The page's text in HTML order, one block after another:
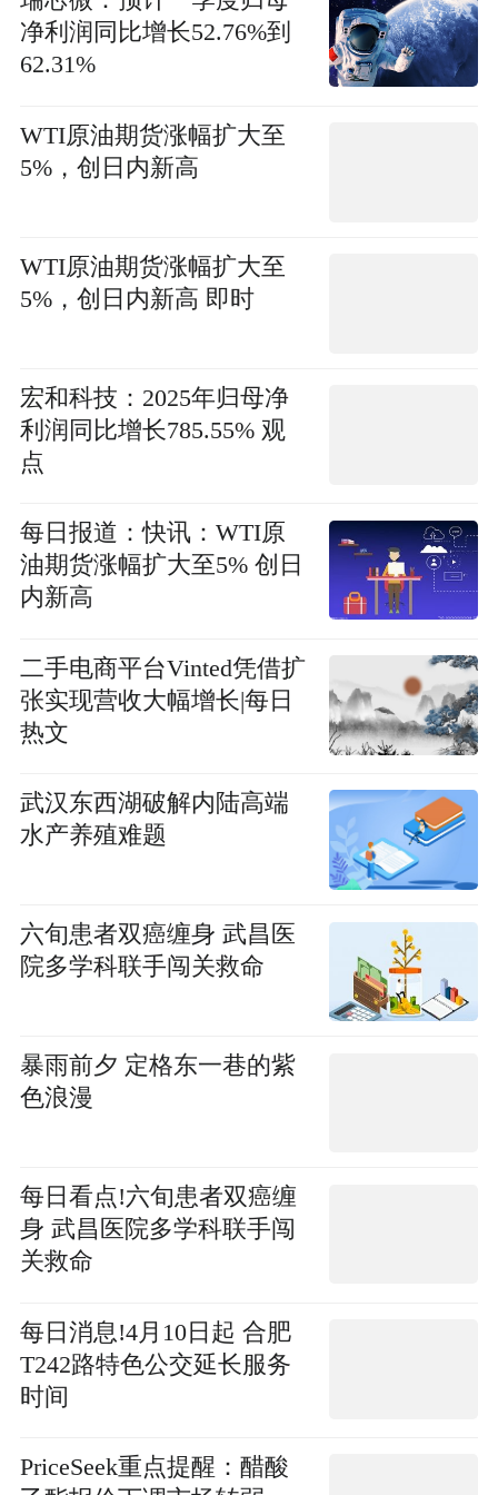
净利润同比增长52.76%到
62.31%
WTI原油期货涨幅扩大至
5%，创日内新高
WTI原油期货涨幅扩大至
5%，创日内新高 即时
宏和科技：2025年归母净
利润同比增长785.55% 观
点
每日报道：快讯：WTI原
油期货涨幅扩大至5% 创日
内新高
二手电商平台Vinted凭借扩
张实现营收大幅增长|每日
热文
武汉东西湖破解内陆高端
水产养殖难题
六旬患者双癌缠身 武昌医
院多学科联手闯关救命
暴雨前夕 定格东一巷的紫
色浪漫
每日看点!六旬患者双癌缠
身 武昌医院多学科联手闯
关救命
每日消息!4月10日起 合肥
T242路特色公交延长服务
时间
PriceSeek重点提醒：醋酸